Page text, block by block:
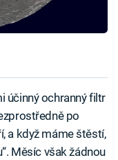
účinný ochranný filtr
po
a když máme štěstí,
Měsíc však žádnou